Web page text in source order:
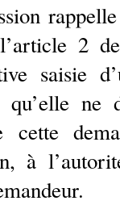
2
saisie
qu’elle
cette
à